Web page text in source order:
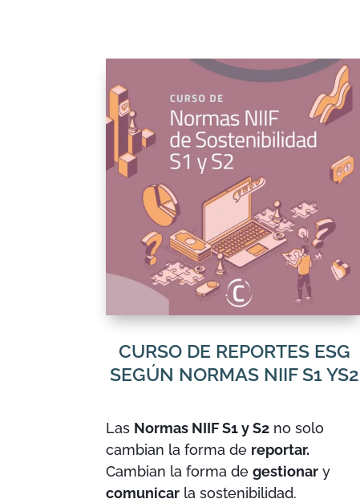
CURSO DE REPORTES ESG
SEGÚN NORMAS NIIF S1 YS2
Las Normas NIIF S1 y S2 no solo
cambian la forma de reportar.
Cambian la forma de gestionar y
comunicar la sostenibilidad.